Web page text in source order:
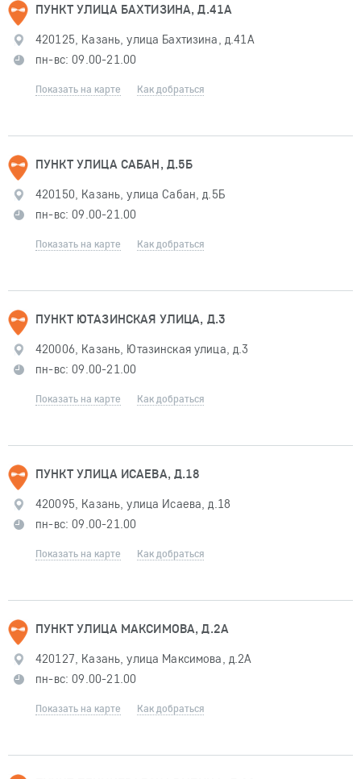
ПУНКТ УЛИЦА БАХТИЗИНА, Д.41А
420125, Казань, улица Бахтизина, д.41А
пн-вс: 09.00-21.00
Показать на карте Как добраться
ПУНКТ УЛИЦА САБАН, Д.5Б
420150, Казань, улица Сабан, д.5Б
пн-вс: 09.00-21.00
Показать на карте Как добраться
ПУНКТ ЮТАЗИНСКАЯ УЛИЦА, Д.3
420006, Казань, Ютазинская улица, д.3
пн-вс: 09.00-21.00
Показать на карте Как добраться
ПУНКТ УЛИЦА ИСАЕВА, Д.18
420095, Казань, улица Исаева, д.18
пн-вс: 09.00-21.00
Показать на карте Как добраться
ПУНКТ УЛИЦА МАКСИМОВА, Д.2А
420127, Казань, улица Максимова, д.2А
пн-вс: 09.00-21.00
Показать на карте Как добраться